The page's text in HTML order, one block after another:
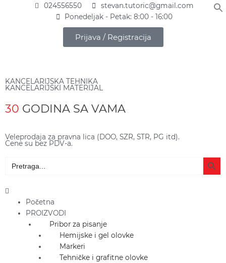
024556550
stevan.tutoric@gmail.com
Ponedeljak - Petak: 8:00 - 16:00
Prijava / Registracija
KANCELARIJSKA TEHNIKA
KANCELARIJSKI MATERIJAL
30 GODINA SA VAMA
Veleprodaja za pravna lica (DOO, SZR, STR, PG itd).
Cene su bez PDV-a.
for:
Search
Main
Menu
Početna
PROIZVODI
Pribor za pisanje
Hemijske i gel olovke
Markeri
Tehničke i grafitne olovke